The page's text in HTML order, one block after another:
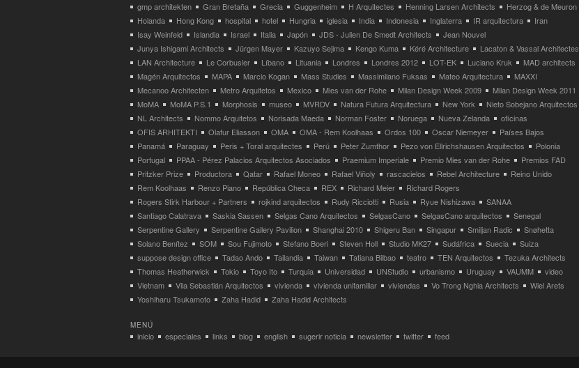
gmp architekten
Gran Bretaña Grecia Guggenheim H Arquitectes Henning Larsen Architects
Herzog & de Meuron
Holanda
Hong Kong hospital hotel Hungria iglesia India Indonesia Inglaterra IR arquitectura
Iran
Isay Weinfeld
Islandia Israel Italia Japón JDS - Julien De Smedt Architects
Jean Nouvel
Junya Ishigami Architects
Jürgen Mayer Kazuyo Sejima Kengo Kuma Kéré Architecture
Lacaton & Vassal Architectes
LAN Architecture
Le Corbusier Líbano Lituania Londres Londres 2012 LOT-EK Luciano Kruk
MAD architects
Magén Arquitectos
MAPA Marcio Kogan Mass Studies Massimilano Fuksas Mateo Arquitectura
MAXXI
Mecanoo Architecten
Metro Arquitetos Mexico Mies van der Rohe Milan Design Week 2009
Milan Design Week 2011
MoMA
MoMA P.S.1 Morphosis museo MVRDV Natura Futura Arquitectura New York
Nieto Sobejano Arquitectos
NL Architects
Nommo Arquitetos Norisada Maeda Norman Foster Noruega Nueva Zelanda
oficinas
OFIS ARHITEKTI
Olafur Eliasson OMA OMA - Rem Koolhaas Ordos 100 Oscar Niemeyer
Países Bajos
Panamá
Paraguay Peris + Toral arquitectes Perú Peter Zumthor Pezo von Ellrichshausen Arquitectos
Polonia
Portugal
PPAA - Pérez Palacios Arquitectos Asociados Praemium Imperiale Premio Mies van der Rohe
Premios FAD
Pritzker Prize
Productora Qatar Rafael Moneo Rafael Viñoly rascacielos Rebel Architecture
Reino Unido
Rem Koolhaas
Renzo Piano República Checa REX Richard Meier
Richard Rogers
Rogers Stirk Harbour + Partners
rojkind arquitectos Rudy Ricciotti Rusia Ryue Nishizawa
SANAA
Santiago Calatrava
Saskia Sassen Selgas Cano Arquitectos SelgasCano SelgasCano arquitectos
Senegal
Serpentine Gallery
Serpentine Gallery Pavilion Shanghai 2010 Shigeru Ban Singapur Smiljan Radic
Snøhetta
Solano Benítez
SOM Sou Fujimoto Stefano Boeri Steven Holl Studio MK27 Sudáfrica Suecia
Suiza
suppose design office
Tadao Ando Tailandia Taiwan Tatiana Bilbao teatro TEN Arquitectos
Tezuka Architects
Thomas Heatherwick
Tokio Toyo Ito Turquia Universidad UNStudio urbanismo Uruguay VAUMM
video
Vietnam
Vila Sebastián Arquitectos vivienda vivienda unifamiliar viviendas Vo Trong Nghia Architects
Wiel Arets
Yoshiharu Tsukamoto
Zaha Hadid Zaha Hadid Architects
MENÚ
inicio especiales links blog english sugerir noticia newsletter twitter feed